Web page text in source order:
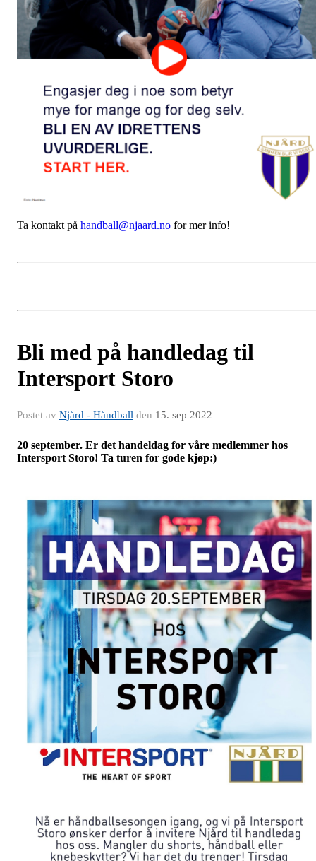
Ta kontakt på handball@njaard.no for mer info!
Bli med på handledag til
Intersport Storo
Postet av Njård - Håndball den 15. sep 2022
20 september. Er det handeldag for våre medlemmer hos
Intersport Storo! Ta turen for gode kjøp:)